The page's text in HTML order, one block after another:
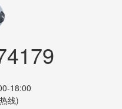
18:00
线)